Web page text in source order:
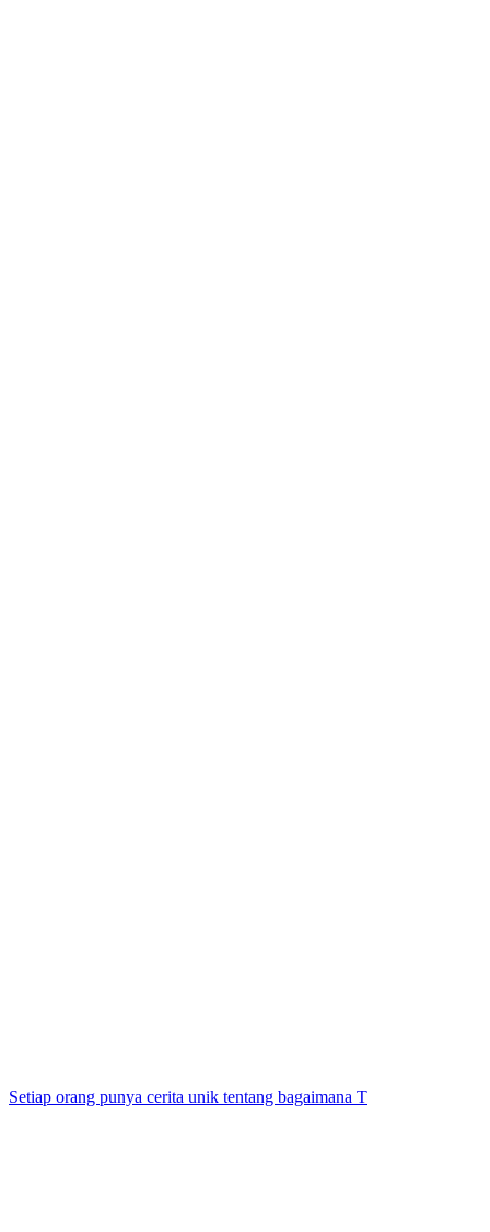
Setiap orang punya cerita unik tentang bagaimana T